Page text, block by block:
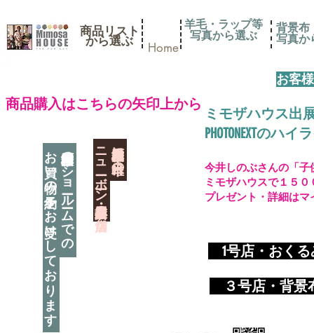
商品リスト
​から選ぶ Home
​商品購入はこちらの矢印上から
神奈川県相模原市に日本唯一の
​ニューボーン撮影用小道具店・３店舗
羊毛・ラップ等
写真から選ぶ
背景布
写真か
お客
ミモザハウス出
PHOTONEXTのハ
神奈川県相模原市のショールームでの
お買い物の予約をお受けしております 1号店・おく
​ ３号店・背
今井しのぶさんの「
ミモザハウスで１５
プレゼント・詳細は